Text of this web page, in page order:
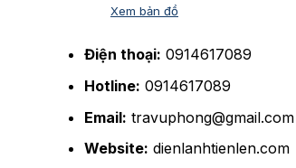
Xem bản đồ
Điện thoại: 0914617089
Hotline: 0914617089
Email: travuphong@gmail.com
Website: dienlanhtienlen.com